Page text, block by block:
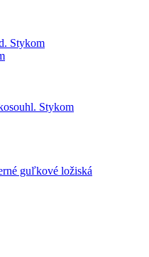
Stykom
Stykom
guľkové ložiská